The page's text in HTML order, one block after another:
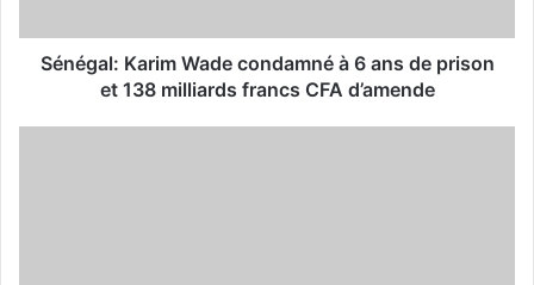
Sénégal: Karim Wade condamné à 6 ans de prison
et 138 milliards francs CFA d’amende